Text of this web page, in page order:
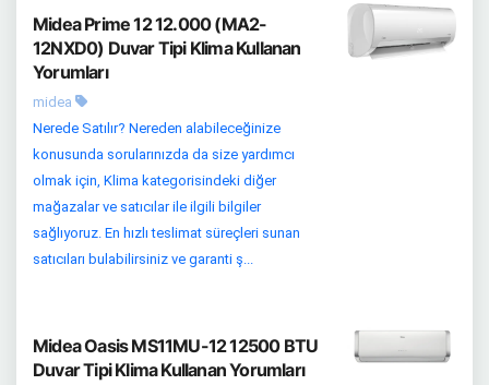
Midea Prime 12 12.000 (MA2-
12NXD0) Duvar Tipi Klima Kullanan
Yorumları
midea
Nerede Satılır? Nereden alabileceğinize
konusunda sorularınızda da size yardımcı
olmak için, Klima kategorisindeki diğer
mağazalar ve satıcılar ile ilgili bilgiler
sağlıyoruz. En hızlı teslimat süreçleri sunan
satıcıları bulabilirsiniz ve garanti ş...
Midea Oasis MS11MU-12 12500 BTU
Duvar Tipi Klima Kullanan Yorumları